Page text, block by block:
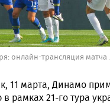
онлайн-трансляция
11 марта, Динамо
рамках 21-го тура